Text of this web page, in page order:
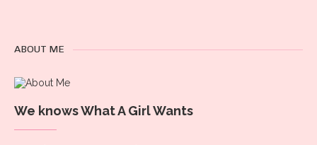
ABOUT ME
We knows What A Girl Wants